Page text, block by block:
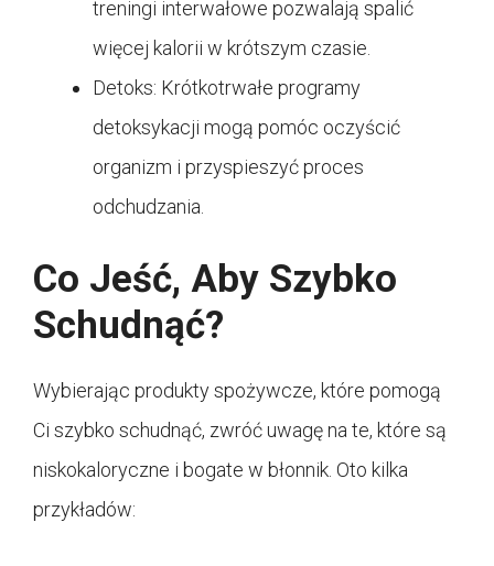
treningi interwałowe pozwalają spalić
więcej kalorii w krótszym czasie.
Detoks: Krótkotrwałe programy
detoksykacji mogą pomóc oczyścić
organizm i przyspieszyć proces
odchudzania.
Co Jeść, Aby Szybko
Schudnąć?
Wybierając produkty spożywcze, które pomogą
Ci szybko schudnąć, zwróć uwagę na te, które są
niskokaloryczne i bogate w błonnik. Oto kilka
przykładów: